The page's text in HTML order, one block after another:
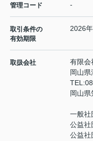
管理コード -
取引条件の
有効期限
2026
取扱会社
有限会
岡山
TEL:
岡山
一般社
公益社
公益社